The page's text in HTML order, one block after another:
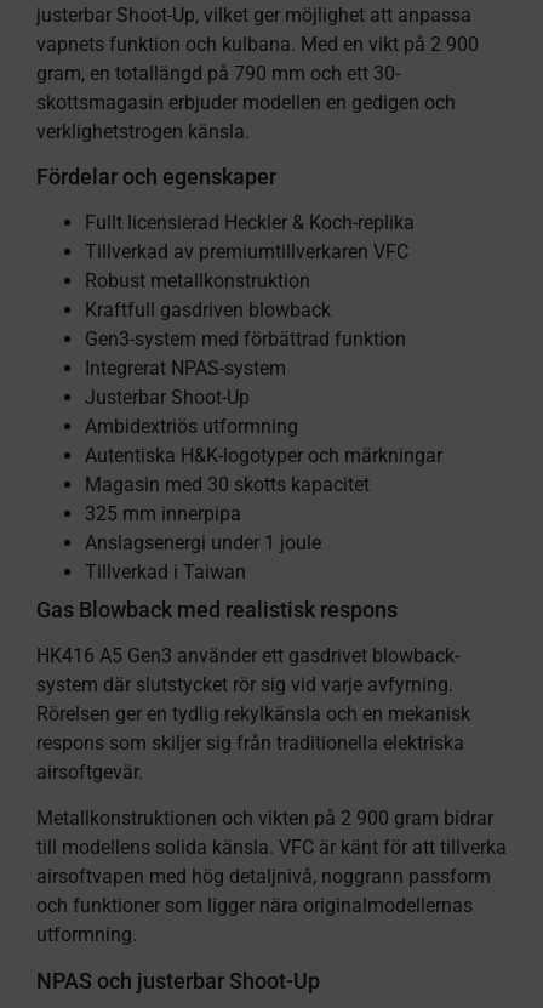
justerbar Shoot-Up, vilket ger möjlighet att anpassa
vapnets funktion och kulbana. Med en vikt på 2 900
gram, en totallängd på 790 mm och ett 30-
skottsmagasin erbjuder modellen en gedigen och
verklighetstrogen känsla.
Fördelar och egenskaper
Fullt licensierad Heckler & Koch-replika
Tillverkad av premiumtillverkaren VFC
Robust metallkonstruktion
Kraftfull gasdriven blowback
Gen3-system med förbättrad funktion
Integrerat NPAS-system
Justerbar Shoot-Up
Ambidextriös utformning
Autentiska H&K-logotyper och märkningar
Magasin med 30 skotts kapacitet
325 mm innerpipa
Anslagsenergi under 1 joule
Tillverkad i Taiwan
Gas Blowback med realistisk respons
HK416 A5 Gen3 använder ett gasdrivet blowback-
system där slutstycket rör sig vid varje avfyrning.
Rörelsen ger en tydlig rekylkänsla och en mekanisk
respons som skiljer sig från traditionella elektriska
airsoftgevär.
Metallkonstruktionen och vikten på 2 900 gram bidrar
till modellens solida känsla. VFC är känt för att tillverka
airsoftvapen med hög detaljnivå, noggrann passform
och funktioner som ligger nära originalmodellernas
utformning.
NPAS och justerbar Shoot-Up